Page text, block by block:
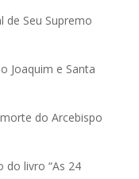
de Seu Supremo
Joaquim e Santa
do Arcebispo
do livro “As 24